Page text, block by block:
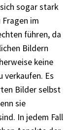
sogar stark
im
führen, da
Bildern
keine
verkaufen. Es
Bilder selbst
sie
In jedem Fall